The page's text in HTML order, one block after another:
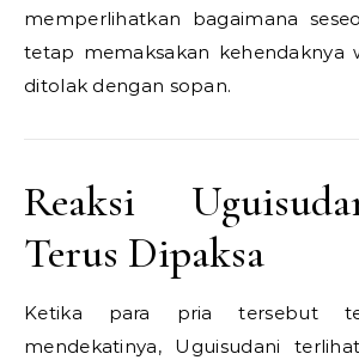
memperlihatkan bagaimana
tetap memaksakan kehendaknya
ditolak dengan sopan.
Reaksi
Terus Dipaksa
Ketika para pria tersebut
mendekatinya, Uguisudani